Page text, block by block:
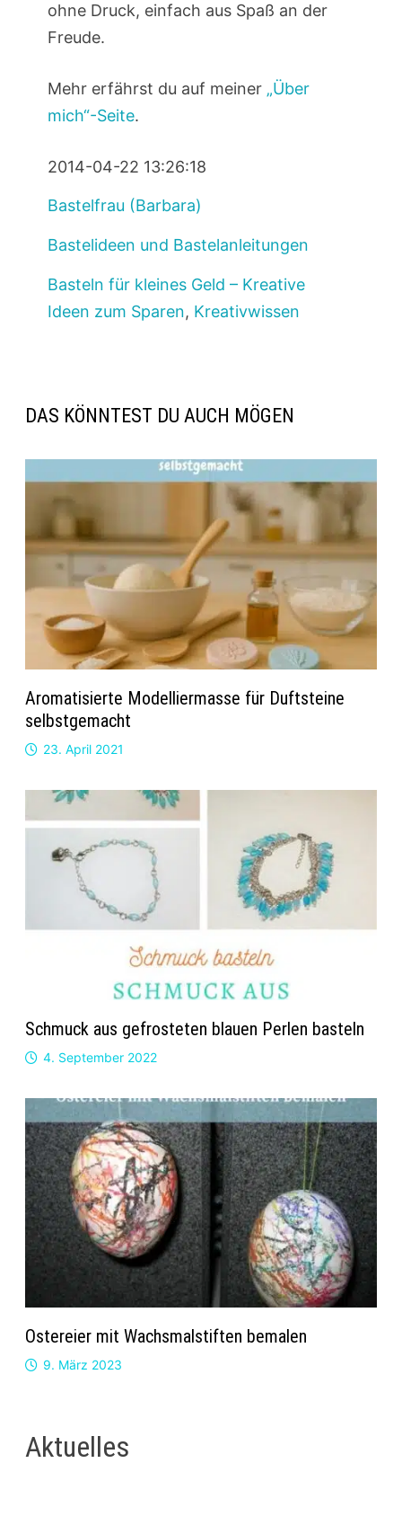
ohne Druck, einfach aus Spaß an der
Freude.
Mehr erfährst du auf meiner „Über
mich“-Seite.
2014-04-22 13:26:18
Bastelfrau (Barbara)
Bastelideen und Bastelanleitungen
Basteln für kleines Geld – Kreative
Ideen zum Sparen, Kreativwissen
DAS KÖNNTEST DU AUCH MÖGEN
Aromatisierte Modelliermasse für Duftsteine
selbstgemacht
23. April 2021
Schmuck aus gefrosteten blauen Perlen basteln
4. September 2022
Ostereier mit Wachsmalstiften bemalen
9. März 2023
Aktuelles